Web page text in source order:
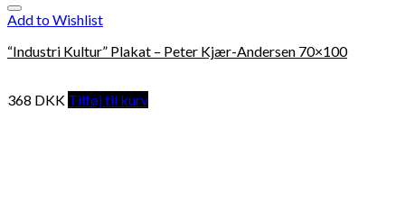
Add to Wishlist
“Industri Kultur” Plakat – Peter Kjær-Andersen 70×100
368 DKK Tilføj til kurv